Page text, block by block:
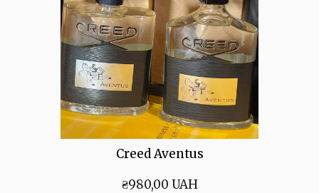
Creed Aventus
₴980,00 UAH